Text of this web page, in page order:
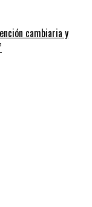
cambiaria y